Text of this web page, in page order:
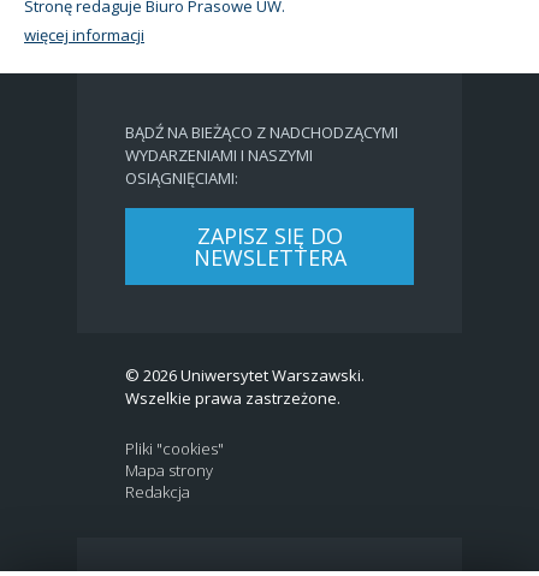
Stronę redaguje Biuro Prasowe UW.
więcej informacji
BĄDŹ NA BIEŻĄCO Z NADCHODZĄCYMI
WYDARZENIAMI I NASZYMI
OSIĄGNIĘCIAMI:
ZAPISZ SIĘ DO
NEWSLETTERA
© 2026 Uniwersytet Warszawski.
Wszelkie prawa zastrzeżone.
Pliki "cookies"
Mapa strony
Redakcja